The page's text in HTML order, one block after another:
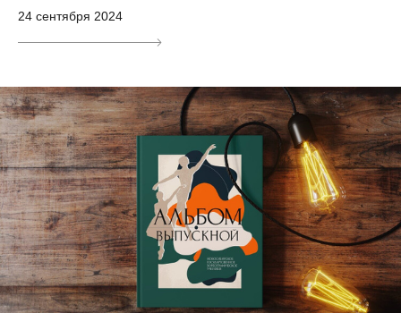
24 сентября 2024